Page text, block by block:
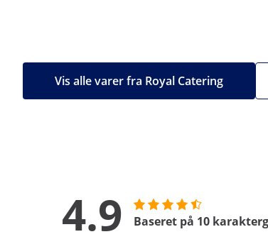
Vis alle varer fra Royal Catering
4.9 Baseret på 10